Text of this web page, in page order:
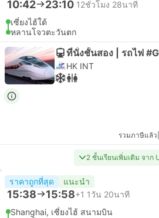
10:42 23:10 12ชั่วโมง 28นาที
เซี่ยงไฮ้ใต้
หลานโจวตะวันตก
ที่นั่งชั้นสอง | รถไฟ
HK INT
รวมภาษีแล้ว
2 ชั้นเรียนเพิ่มเติม จาก
ราคาถูกที่สุด แนะนำ
15:38 15:58+1 1วัน 20นาที
Shanghai, เซี่ยงไฮ้ สนามบิน